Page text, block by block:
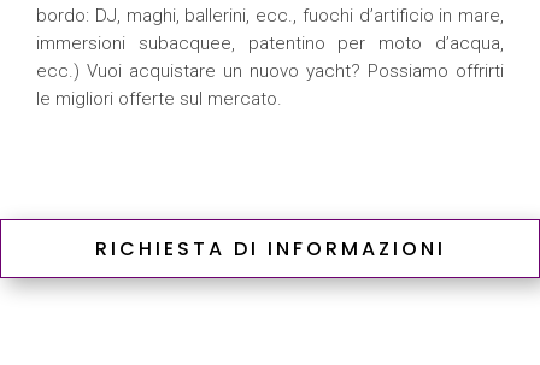
bordo: DJ, maghi, ballerini, ecc., fuochi d’artificio in mare,
immersioni subacquee, patentino per moto d’acqua,
ecc.) Vuoi acquistare un nuovo yacht? Possiamo offrirti
le migliori offerte sul mercato.
RICHIESTA DI INFORMAZIONI